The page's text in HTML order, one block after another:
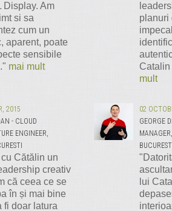
Display. Am
si sa
cum un
aparent, poate
sensibile
mai mult
planuri
Catalin
mult
2015
- CLOUD
ENGINEER,
Cătălin un
creativ
că ceea ce se
în și mai bine
fi doar latura
02
GEORGE
BUCURESTI
lui